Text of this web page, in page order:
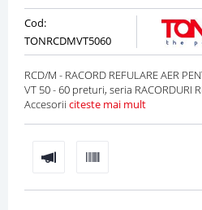
Cod:
TONRCDMVT5060
RCD/M - RACORD REFULARE AER
VT 50 - 60 preturi, seria RACORDURI
Accesorii citeste mai mult